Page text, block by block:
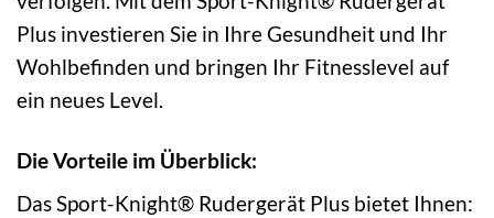
Plus investieren Sie in Ihre Gesundheit und Ihr
Wohlbefinden und bringen Ihr Fitnesslevel auf
ein neues Level.
Die Vorteile im Überblick:
Das Sport-Knight® Rudergerät Plus bietet Ihnen: